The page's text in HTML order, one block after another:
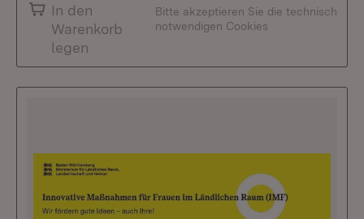
In den
Warenkorb
legen
Bitte akzeptieren Sie die technisch
notwendigen Cookies